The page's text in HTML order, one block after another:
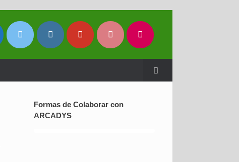
Formas de Colaborar con
ARCADYS